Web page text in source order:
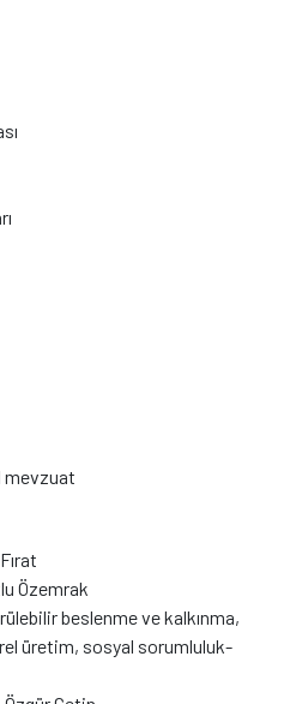
mevzuat
Özemrak
beslenme ve kalkınma,
üretim, sosyal sorumluluk-